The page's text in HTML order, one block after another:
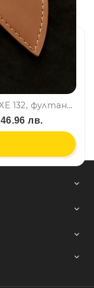
Тежък кухненски нож - сатър - AXE 132, фултанг, дръжка махагон, манганова (хадфийлдова, "железопътна") стомана
лв.